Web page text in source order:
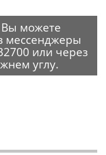
можете
мессенджеры
или через
углу.